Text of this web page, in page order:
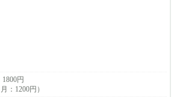
る限り、自分たちの手で、一から作り上
円
：1200円）